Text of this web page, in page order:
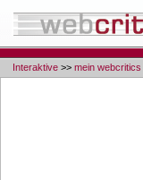
Interaktive >> mein webcritics